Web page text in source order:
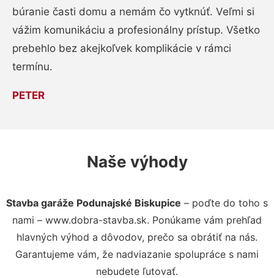
búranie časti domu a nemám čo vytknúť. Veľmi si
vážim komunikáciu a profesionálny prístup. Všetko
prebehlo bez akejkoľvek komplikácie v rámci
termínu.
PETER
Naše výhody
Stavba garáže Podunajské Biskupice – poďte do toho s
nami – www.dobra-stavba.sk. Ponúkame vám prehľad
hlavných výhod a dôvodov, prečo sa obrátiť na nás.
Garantujeme vám, že nadviazanie spolupráce s nami
nebudete ľutovať.